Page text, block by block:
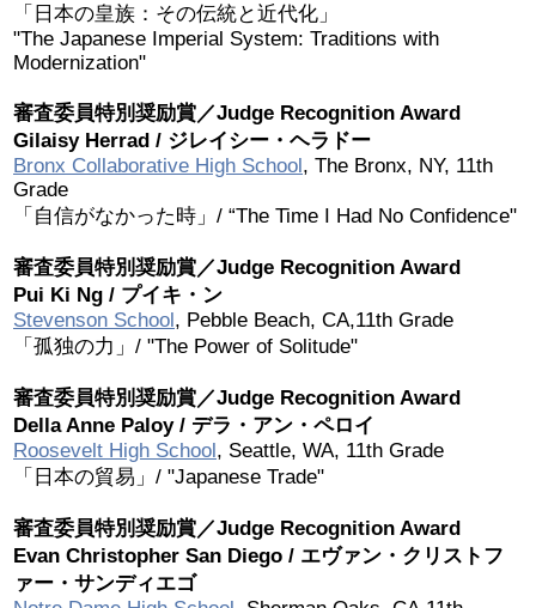
2014 Winners
2014 Results
2013 Results
2023 Resipiant
2019 Recipients
2018 Recipients
2017 Recipients
2016 Recipients
「日本の皇族：その伝統と近代化」
"The Japanese Imperial System: Traditions with
Modernization"
審査委員特別奨励賞／Judge Recognition Award
Gilaisy Herrad / ジレイシー・ヘラドー
Bronx Collaborative High School, The Bronx, NY, 11th
Grade
「自信がなかった時」/ “The Time I Had No Confidence"
審査委員特別奨励賞／Judge Recognition Award
Pui Ki Ng / プイキ・ン
Stevenson School, Pebble Beach, CA,11th Grade
「孤独の力」/ "The Power of Solitude"
審査委員特別奨励賞／Judge Recognition Award
Della Anne Paloy / デラ・アン・ペロイ
Roosevelt High School, Seattle, WA, 11th Grade
「日本の貿易」/ "Japanese Trade"
審査委員特別奨励賞／Judge Recognition Award
Evan Christopher San Diego / エヴァン・クリストフ
ァー・サンディエゴ